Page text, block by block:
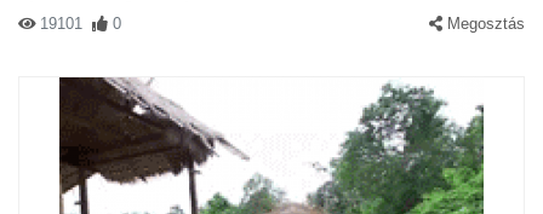
19101 0 Megosztás